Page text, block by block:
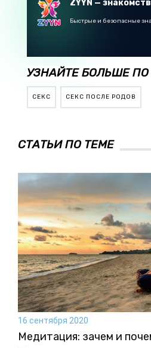
УЗНАЙТЕ БОЛЬШЕ
СЕКС СЕКС ПОСЛЕ РОДОВ
СТАТЬИ ПО ТЕМЕ
16 сентября 2020
Медитация: зачем и